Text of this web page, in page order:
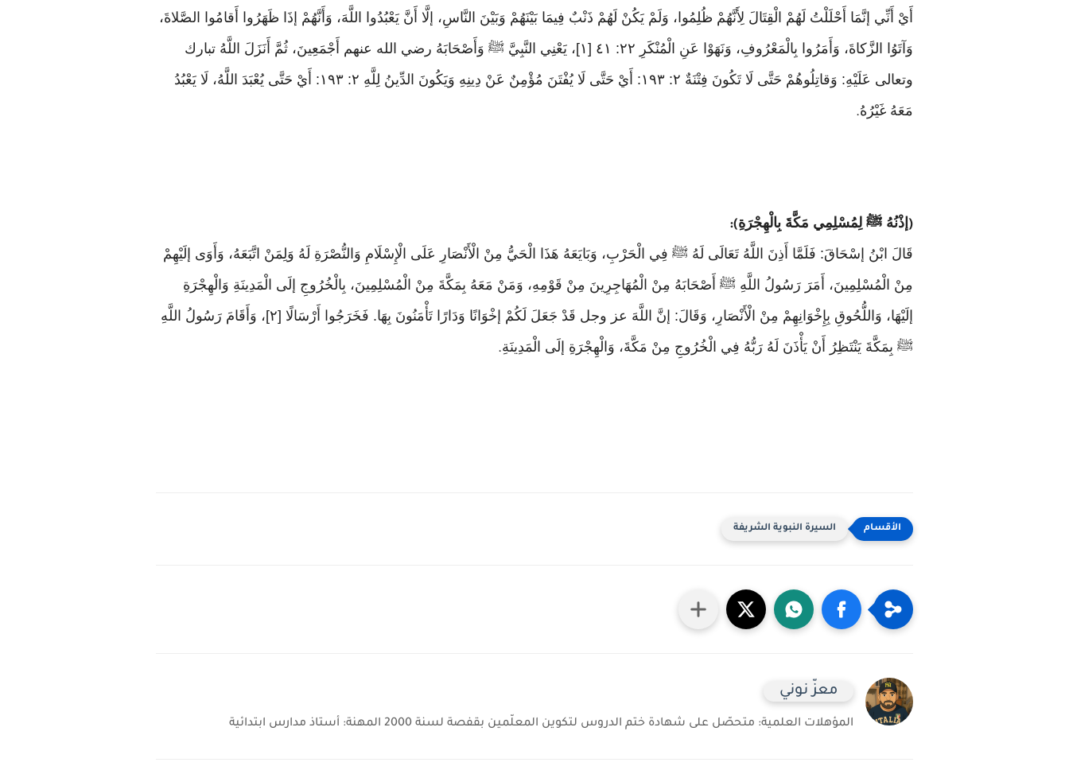
أَيْ أَنِّي إنَّمَا أَحْلَلْتُ لَهُمْ الْقِتَالَ لِأَنَّهُمْ ظُلِمُوا، وَلَمْ يَكُنْ لَهُمْ ذَنْبٌ فِيمَا بَيْنَهُمْ وَبَيْنَ النَّاسِ، إلَّا أَنَّ يَعْبُدُوا اللَّهَ، وَأَنَّهُمْ إذَا ظَهَرُوا أَقامُوا الصَّلاةَ،
وَآتَوُا الزَّكاةَ، وَأَمَرُوا بِالْمَعْرُوفِ، وَنَهَوْا عَنِ الْمُنْكَرِ ٢٢: ٤١ [١]، يَعْنِي النَّبِيَّ ﷺ وَأَصْحَابَهُ رضي الله عنهم أَجْمَعِينَ، ثُمَّ أَنَزَلَ اللَّهُ تبارك
وتعالى عَلَيْهِ: وَقاتِلُوهُمْ حَتَّى لَا تَكُونَ فِتْنَةٌ ٢: ١٩٣: أَيْ حَتَّى لَا يُفْتَنَ مُؤْمِنٌ عَنْ دِينِهِ وَيَكُونَ الدِّينُ لِلَّهِ ٢: ١٩٣: أَيْ حَتَّى يُعْبَدَ اللَّهُ، لَا يَعْبُدُ
مَعَهُ غَيْرُهُ.
( إذْنُهُ ﷺ لِمُسْلِمِي مَكَّةَ بِالْهِجْرَةِ):
قَالَ ابْنُ إسْحَاقَ: فَلَمَّا أَذِنَ اللَّهُ تَعَالَى لَهُ ﷺ فِي الْحَرْبِ، وَبَايَعَهُ هَذَا الْحَيُّ مِنْ الْأَنْصَارِ عَلَى الْإِسْلَامِ وَالنُّصْرَةِ لَهُ وَلِمَنْ اتَّبَعَهُ، وَأَوَى إلَيْهِمْ
مِنْ الْمُسْلِمِينَ، أَمَرَ رَسُولُ اللَّهِ ﷺ أَصْحَابَهُ مِنْ الْمُهَاجِرِينَ مِنْ قَوْمِهِ، وَمَنْ مَعَهُ بِمَكَّةَ مِنْ الْمُسْلِمِينَ، بِالْخُرُوجِ إلَى الْمَدِينَةِ وَالْهِجْرَةِ
إلَيْهَا، وَاللُّحُوقِ بِإِخْوَانِهِمْ مِنْ الْأَنْصَارِ، وَقَالَ: إنَّ اللَّهَ عز وجل قَدْ جَعَلَ لَكُمْ إخْوَانًا وَدَارًا تَأْمَنُونَ بِهَا. فَخَرَجُوا أَرْسَالًا [٢]، وَأَقَامَ رَسُولُ اللَّهِ
ﷺ بِمَكَّةَ يَنْتَظِرُ أَنْ يَأْذَنَ لَهُ رَبُّهُ فِي الْخُرُوجِ مِنْ مَكَّةَ، وَالْهِجْرَةِ إلَى الْمَدِينَةِ.
السيرة النبوية الشريفة
معزّ نوني
المؤهلات العلمية: متحصّل على شهادة ختم الدروس لتكوين المعلّمين بقفصة لسنة 2000 المهنة: أستاذ مدارس ابتدائية